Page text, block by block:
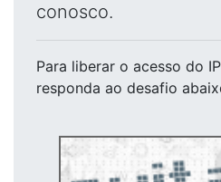
conosco.
Para liberar o acesso do IP
responda ao desafio